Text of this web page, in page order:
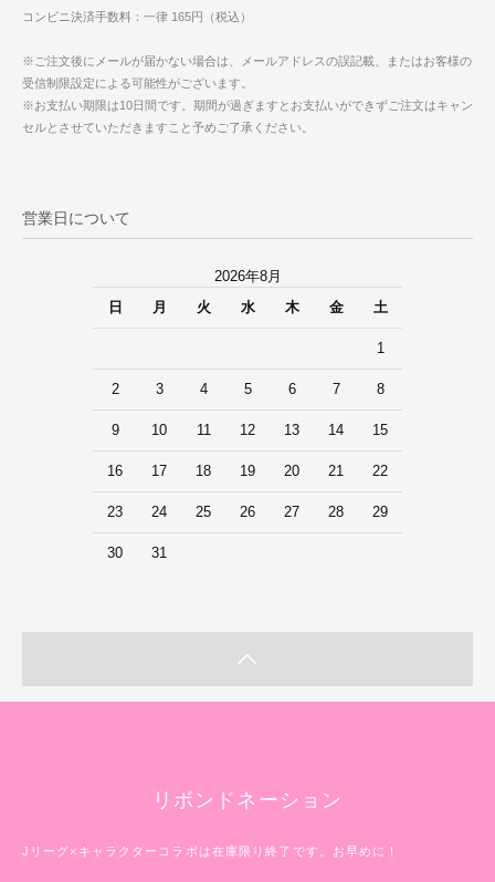
コンビニ決済手数料：一律 165円（税込）
※ご注文後にメールが届かない場合は、メールアドレスの誤記載、またはお客様の
受信制限設定による可能性がございます。
※お支払い期限は10日間です。期間が過ぎますとお支払いができずご注文はキャン
セルとさせていただきますこと予めご了承ください。
営業日について
2026年8月
日
月 火 水 木 金 土
1
2 3 4 5 6 7 8
9 10 11 12 13 14 15
16 17 18 19 20 21 22
23 24 25 26 27 28 29
30 31
リボンドネーション
Jリーグ×キャラクターコラボは在庫限り終了です。お早めに！